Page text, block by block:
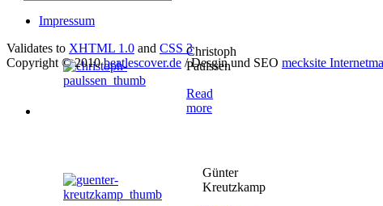
Christoph
Paulssen
Read
more
Günter
Kreutzkamp
Impressum
Validates to XHTML 1.0 and CSS 3
Copyright © 2010beatlescover.de / Desgin und SEO mecksite